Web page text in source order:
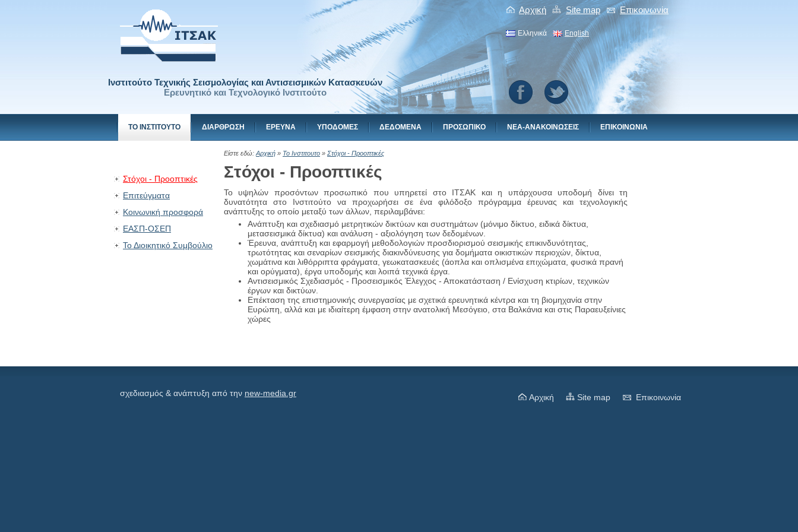
Ινστιτούτο Τεχνικής Σεισμολογίας και Αντισεισμικών Κατασκευών
Ερευνητικό και Τεχνολογικό Ινστιτούτο
Αρχική Site map Eπικοινωνiα
Ελληνικά English
ΤΟ ΙΝΣΤΙΤΟΥΤΟ ΔΙΑΡΘΡΩΣΗ ΕΡΕΥΝΑ ΥΠΟΔΟΜΕΣ ΔΕΔΟΜΕΝΑ ΠΡΟΣΩΠΙΚΟ ΝΕΑ-ΑΝΑΚΟΙΝΩΣΕΙΣ EΠΙΚΟΙΝΩΝIΑ
Στόχοι - Προοπτικές
Επιτεύγματα
Κοινωνική προσφορά
ΕΑΣΠ-ΟΣΕΠ
Το Διοικητικό Συμβούλιο
Είστε εδώ: Αρχική » Το Ινστιτουτο » Στόχοι - Προοπτικές
Στόχοι - Προοπτικές
Το υψηλών προσόντων προσωπικό που υπηρετεί στο ΙΤΣΑΚ και η υπάρχουσα υποδομή δίνει τη
δυνατότητα στο Ινστιτούτο να προχωρήσει σε ένα φιλόδοξο πρόγραμμα έρευνας και τεχνολογικής
ανάπτυξης το οποίο μεταξύ των άλλων, περιλαμβάνει:
Ανάπτυξη και σχεδιασμό μετρητικών δικτύων και συστημάτων (μόνιμο δίκτυο, ειδικά δίκτυα,
μετασεισμικά δίκτυα) και ανάλυση - αξιολόγηση των δεδομένων.
Έρευνα, ανάπτυξη και εφαρμογή μεθοδολογιών προσδιορισμού σεισμικής επικινδυνότητας,
τρωτότητας και σεναρίων σεισμικής διακινδύνευσης για δομήματα οικιστικών περιοχών, δίκτυα,
χωμάτινα και λιθόρριπτα φράγματα, γεωκατασκευές (άοπλα και οπλισμένα επιχώματα, φυσικά πρανή
και ορύγματα), έργα υποδομής και λοιπά τεχνικά έργα.
Αντισεισμικός Σχεδιασμός - Προσεισμικός Έλεγχος - Αποκατάσταση / Ενίσχυση κτιρίων, τεχνικών
έργων και δικτύων.
Επέκταση της επιστημονικής συνεργασίας με σχετικά ερευνητικά κέντρα και τη βιομηχανία στην
Ευρώπη, αλλά και με ιδιαίτερη έμφαση στην ανατολική Μεσόγειο, στα Βαλκάνια και στις Παραευξείνιες
χώρες
σχεδιασμός & ανάπτυξη από την new-media.gr Αρχική Site map Eπικοινωνiα